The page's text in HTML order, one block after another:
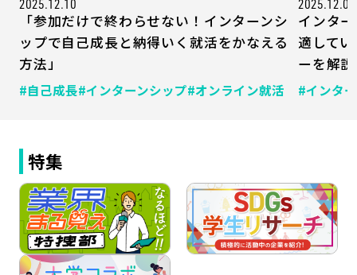
2025.12.10
「参加だけで終わらせない！インターンシ
ップで自己成長と納得いく就活をかなえる
方法」
#自己成長#インターンシップ#オンライン就活
2025.12.09
インタ
適して
ーを解
#インタ
特集